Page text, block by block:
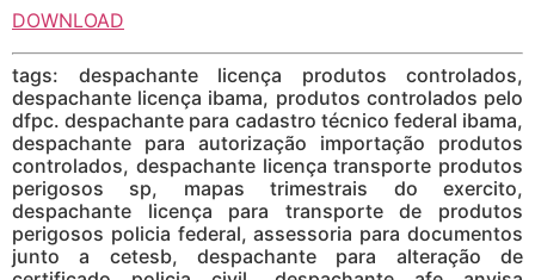
DOWNLOAD
tags: despachante licença produtos controlados,
despachante licença ibama, produtos controlados pelo
dfpc. despachante para cadastro técnico federal ibama,
despachante para autorização importação produtos
controlados, despachante licença transporte produtos
perigosos sp, mapas trimestrais do exercito,
despachante licença para transporte de produtos
perigosos policia federal, assessoria para documentos
junto a cetesb, despachante para alteração de